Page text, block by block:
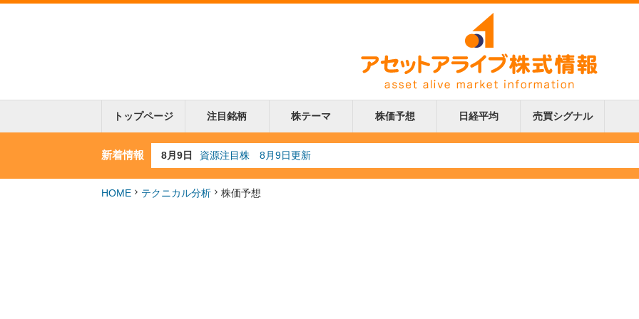
トップページ 注目銘柄 株テーマ 株価予想 日経平均 売買シグナル
新着情報 8月4日
AI注目株 8月4日更新
8月3日
人気業種注目株 8月3日更新
7月29日
日経225シグナル点灯
HOME テクニカル分析 株価予想